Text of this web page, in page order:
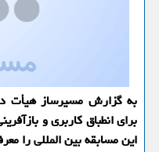
به گزارش مسیرساز هیأت
برای انطباق كاربری و
این مسابقه بین المللی را